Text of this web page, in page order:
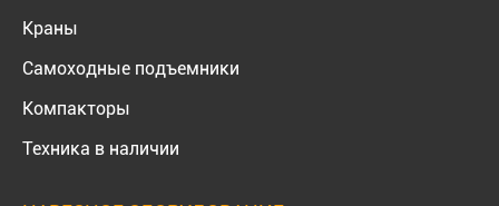
Краны
Самоходные подъемники
Компакторы
Техника в наличии